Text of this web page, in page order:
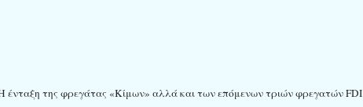
ένταξη της φρεγάτας «Κίμων» αλλά και των επόμενων τριών φρεγατών FDI